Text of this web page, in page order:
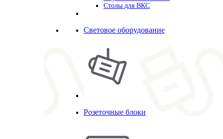
Столы для ВКС
Световое оборудование
Розеточные блоки